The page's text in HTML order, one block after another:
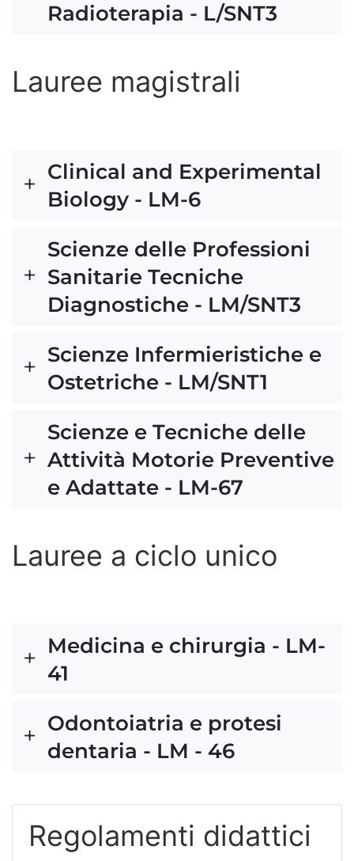
Radioterapia - L/SNT3
Lauree magistrali
Clinical and Experimental
Biology - LM-6
Scienze delle Professioni
Sanitarie Tecniche
Diagnostiche - LM/SNT3
Scienze Infermieristiche e
Ostetriche - LM/SNT1
Scienze e Tecniche delle
Attività Motorie Preventive
e Adattate - LM-67
Lauree a ciclo unico
Medicina e chirurgia - LM-
41
Odontoiatria e protesi
dentaria - LM - 46
Regolamenti didattici